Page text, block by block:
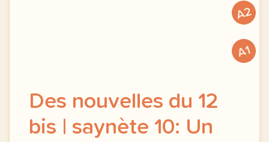
A2
A1
Des nouvelles du 12
bis | saynète 10: Un